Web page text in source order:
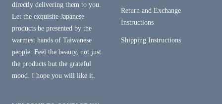
directly delivering them to you.
Let the exquisite Japanese
products be presented by the
warmest hands of Taiwanese
people. Feel the beauty, not just
the products but the grateful
mood. I hope you will like it.
Return and Exchange
Instructions
Shipping Instructions